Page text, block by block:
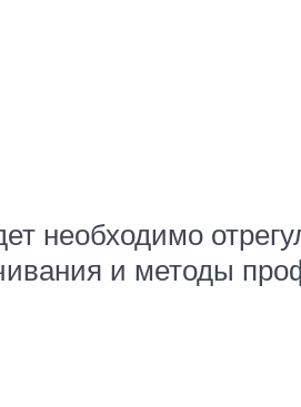
необходимо
и методы